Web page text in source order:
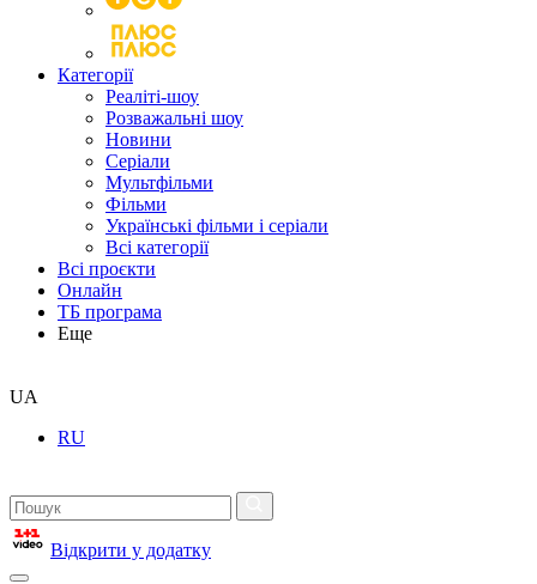
Категорії
Реаліті-шоу
Розважальні шоу
Новини
Серіали
Мультфільми
Фільми
Українські фільми і серіали
Всі категорії
Всі проєкти
Онлайн
ТБ програма
Еще
UA
RU
Відкрити у додатку